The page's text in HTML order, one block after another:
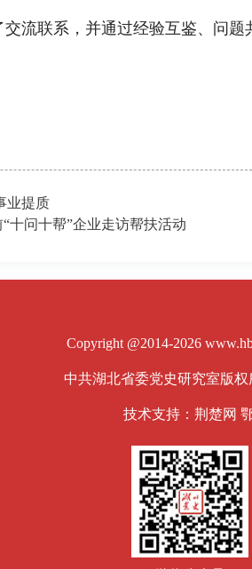
联系，并通过经验互鉴、问题
业提质
十问十帮”企业走访帮扶活动
Copyright @2014-2026
中共湖北省委党史研究室版
技术支持：荆楚网